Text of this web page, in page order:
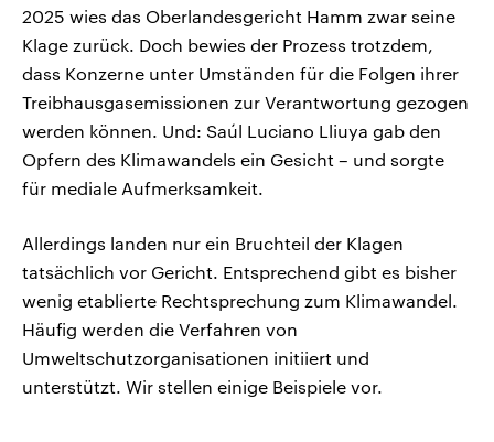
2025 wies das Oberlandesgericht Hamm zwar seine
Klage zurück. Doch bewies der Prozess trotzdem,
dass Konzerne unter Umständen für die Folgen ihrer
Treibhausgasemissionen zur Verantwortung gezogen
werden können. Und: Saúl Luciano Lliuya gab den
Opfern des Klimawandels ein Gesicht – und sorgte
für mediale Aufmerksamkeit.
Allerdings landen nur ein Bruchteil der Klagen
tatsächlich vor Gericht. Entsprechend gibt es bisher
wenig etablierte Rechtsprechung zum Klimawandel.
Häufig werden die Verfahren von
Umweltschutzorganisationen initiiert und
unterstützt. Wir stellen einige Beispiele vor.